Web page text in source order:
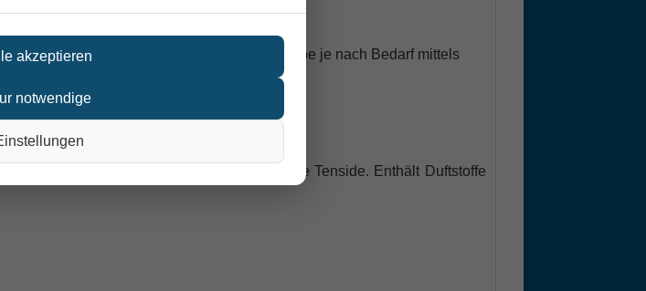
aus ca. 10 – 15 cm Entfernung 1- 3 Pumphübe je nach Bedarf mittels
Chloride, unter 5 % nichtionische Tenside. Enthält Duftstoffe
akzeptieren
notwendige